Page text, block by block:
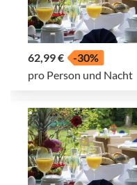
62,99 €
-30%
pro Person und Nacht